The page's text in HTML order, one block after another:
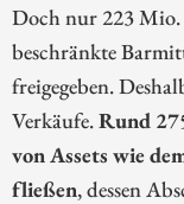
Doch nur 223 Mio.
beschränkte
freigegeben.
Verkäufe.Rund
von Assets wie
fließen, dessen